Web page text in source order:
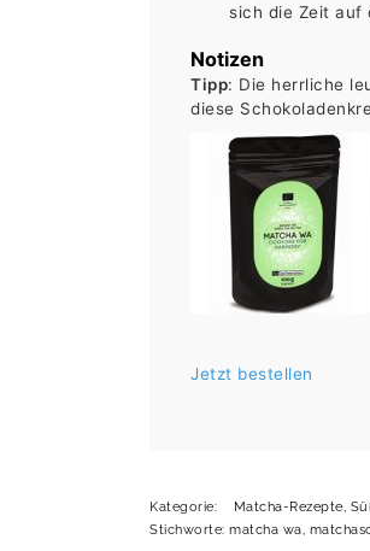
sich die Zeit auf
Notizen
Tipp: Die herrliche
diese
Jetzt bestellen
Kategorie: Matcha-Rezepte,
Stichworte: matcha wa,